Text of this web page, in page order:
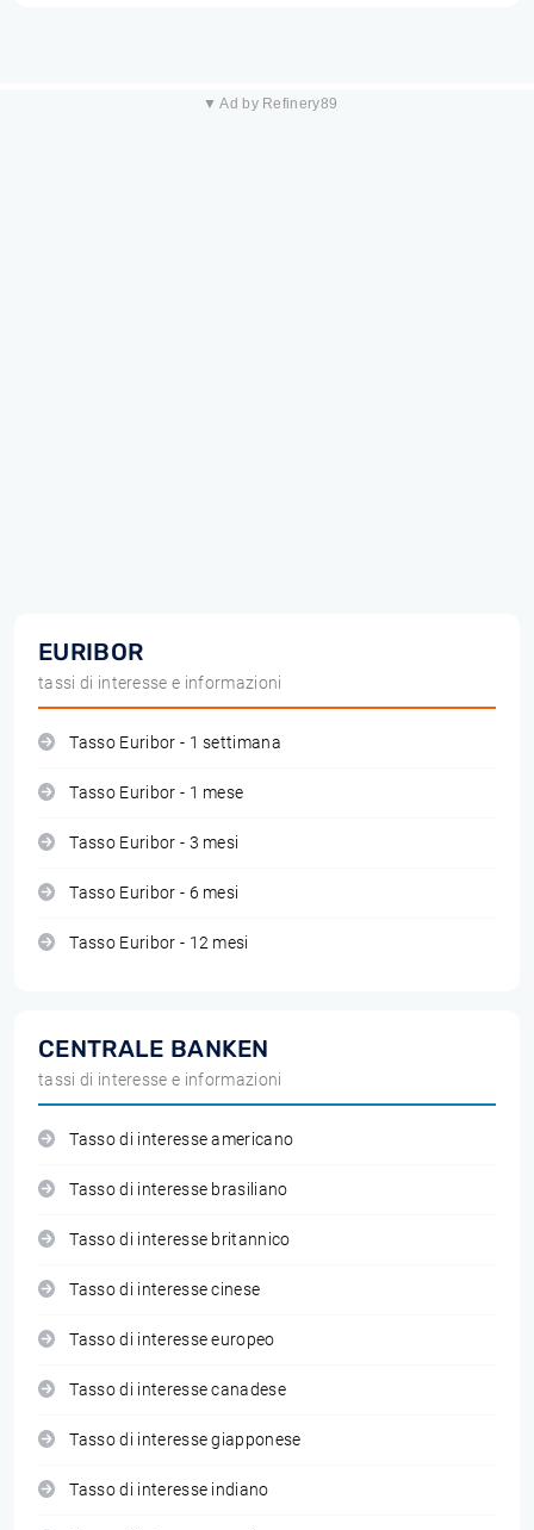
▼ Ad by Refinery89
EURIBOR
tassi di interesse e informazioni
Tasso Euribor - 1 settimana
Tasso Euribor - 1 mese
Tasso Euribor - 3 mesi
Tasso Euribor - 6 mesi
Tasso Euribor - 12 mesi
CENTRALE BANKEN
tassi di interesse e informazioni
Tasso di interesse americano
Tasso di interesse brasiliano
Tasso di interesse britannico
Tasso di interesse cinese
Tasso di interesse europeo
Tasso di interesse canadese
Tasso di interesse giapponese
Tasso di interesse indiano